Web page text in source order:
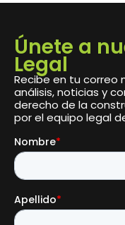
Únete a
Legal
Recibe en tu correo
análisis, noticias y
derecho de la
por el equipo legal